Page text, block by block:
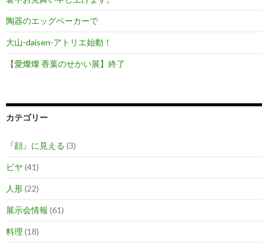
陶器のエッグベーカーで
大山-daisen-アトリエ始動！
【愛燦燦 香葉のせかい展】終了
カテゴリー
『顔』に見える (3)
ビヤ (41)
人形(22)
展示会情報 (61)
料理 (18)